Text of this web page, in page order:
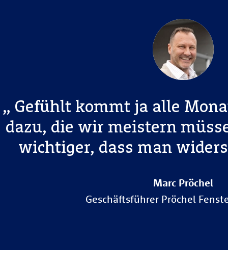
Gefühlt kommt ja alle
dazu, die wir meistern
wichtiger, dass man
Marc Pröchel
Geschäftsführer Pröchel